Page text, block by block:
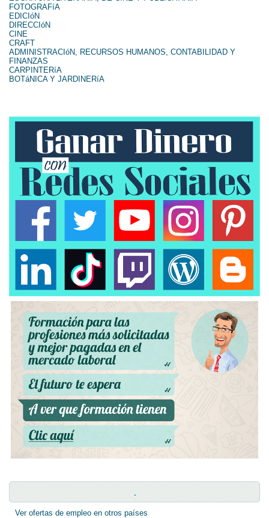
FOTOGRAFíA
EDICIóN
DIRECCIóN
CINE
CRAFT
ADMINISTRACIóN, RECURSOS HUMANOS, CONTABILIDAD Y
FINANZAS
CARPINTERíA
BOTáNICA Y JARDINERíA
.
Ver ofertas de empleo en otros países